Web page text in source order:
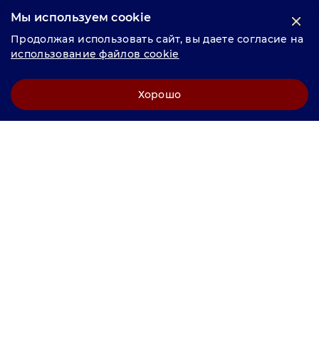
© «Велунд нержавейка» 2025, Разработка и комплексное
продвижение " LCAgency"
Мы используем cookie
Продолжая использовать сайт, вы даете согласие на
использование файлов cookie
Хорошо